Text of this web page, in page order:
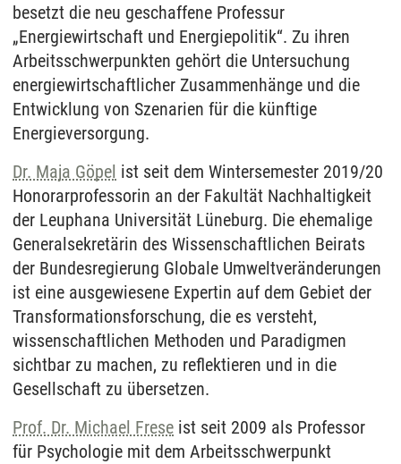
besetzt die neu geschaffene Professur
„Energiewirtschaft und Energiepolitik“. Zu ihren
Arbeitsschwerpunkten gehört die Untersuchung
energiewirtschaftlicher Zusammenhänge und die
Entwicklung von Szenarien für die künftige
Energieversorgung.
Dr. Maja Göpel ist seit dem Wintersemester 2019/20
Honorarprofessorin an der Fakultät Nachhaltigkeit
der Leuphana Universität Lüneburg. Die ehemalige
Generalsekretärin des Wissenschaftlichen Beirats
der Bundesregierung Globale Umweltveränderungen
ist eine ausgewiesene Expertin auf dem Gebiet der
Transformationsforschung, die es versteht,
wissenschaftlichen Methoden und Paradigmen
sichtbar zu machen, zu reflektieren und in die
Gesellschaft zu übersetzen.
Prof. Dr. Michael Frese ist seit 2009 als Professor
für Psychologie mit dem Arbeitsschwerpunkt